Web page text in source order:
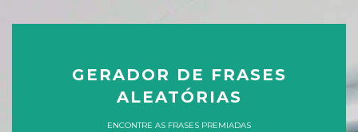
GERADOR DE FRASES
ALEATÓRIAS
ENCONTRE AS FRASES PREMIADAS